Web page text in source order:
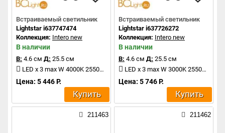
Встраиваемый светильник
Lightstar i637747474
Коллекция: Intero new
В наличии
В: 4.6 см Д: 25.5 см
LED x 3 max W 4000K 2550Lm
Цена: 5 446 Р.
Купить
Встраиваемый светильник
Lightstar i637726272
Коллекция: Intero new
В наличии
В: 4.6 см Д: 25.5 см
LED x 3 max W 3000K 2550Lm
Цена: 5 746 Р.
Купить
211463 211462